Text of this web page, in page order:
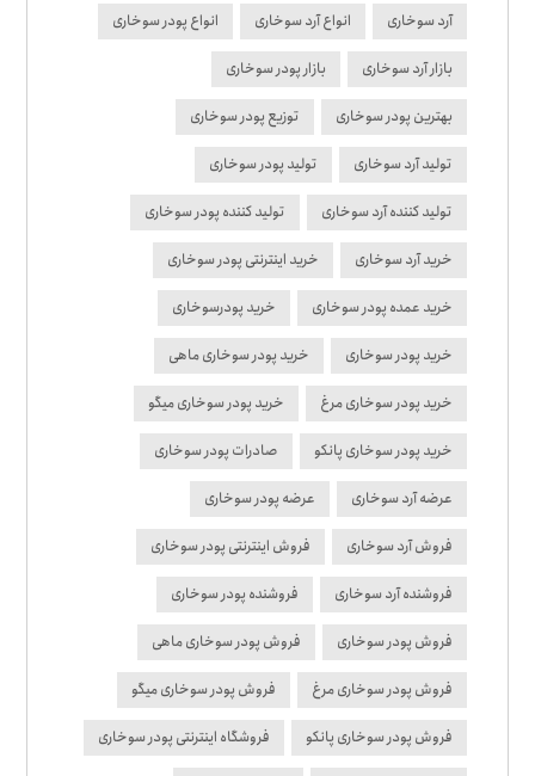
آرد سوخاری انواع آرد سوخاری انواع پودر سوخاری
بازار آرد سوخاری بازار پودر سوخاری
بهترین پودر سوخاری توزیع پودر سوخاری
تولید آرد سوخاری تولید پودر سوخاری
تولید کننده آرد سوخاری تولید کننده پودر سوخاری
خرید آرد سوخاری خرید اینترنتی پودر سوخاری
خرید عمده پودر سوخاری خرید پودرسوخاری
خرید پودر سوخاری خرید پودر سوخاری ماهی
خرید پودر سوخاری مرغ خرید پودر سوخاری میگو
خرید پودر سوخاری پانکو صادرات پودر سوخاری
عرضه آرد سوخاری عرضه پودر سوخاری
فروش آرد سوخاری فروش اینترنتی پودر سوخاری
فروشنده آرد سوخاری فروشنده پودر سوخاری
فروش پودر سوخاری فروش پودر سوخاری ماهی
فروش پودر سوخاری مرغ فروش پودر سوخاری میگو
فروش پودر سوخاری پانکو فروشگاه اینترنتی پودر سوخاری